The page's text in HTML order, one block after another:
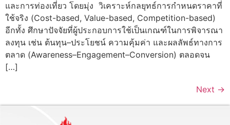
และการท่องเที่ยว โดยมุ่ง วิเคราะห์กลยุทธ์การกำหนดราคาที่
ใช้จริง (Cost-based, Value-based, Competition-based)
อีกทั้ง ศึกษาปัจจัยที่ผู้ประกอบการใช้เป็นเกณฑ์ในการพิจารณา
ลงทุน เช่น ต้นทุน–ประโยชน์ ความคุ้มค่า และผลลัพธ์ทางการ
ตลาด (Awareness–Engagement–Conversion) ตลอดจน
[…]
Next →